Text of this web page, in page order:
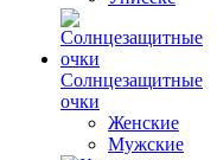
Солнцезащитные
очки
Женские
Мужские